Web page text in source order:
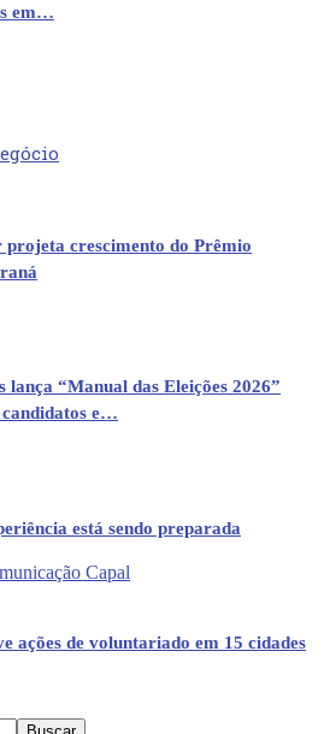
em…
projeta crescimento do Prêmio
lança “Manual das Eleições 2026”
e…
está sendo preparada
ações de voluntariado em 15 cidades